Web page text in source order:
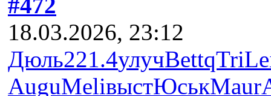
18.03.2026, 23:12
Дюль221.4улучBettqTri
AuguMeliвыстЮськMaur